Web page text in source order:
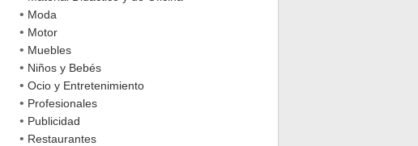
• Moda
• Motor
• Muebles
• Niños y Bebés
• Ocio y Entretenimiento
• Profesionales
• Publicidad
• Restaurantes